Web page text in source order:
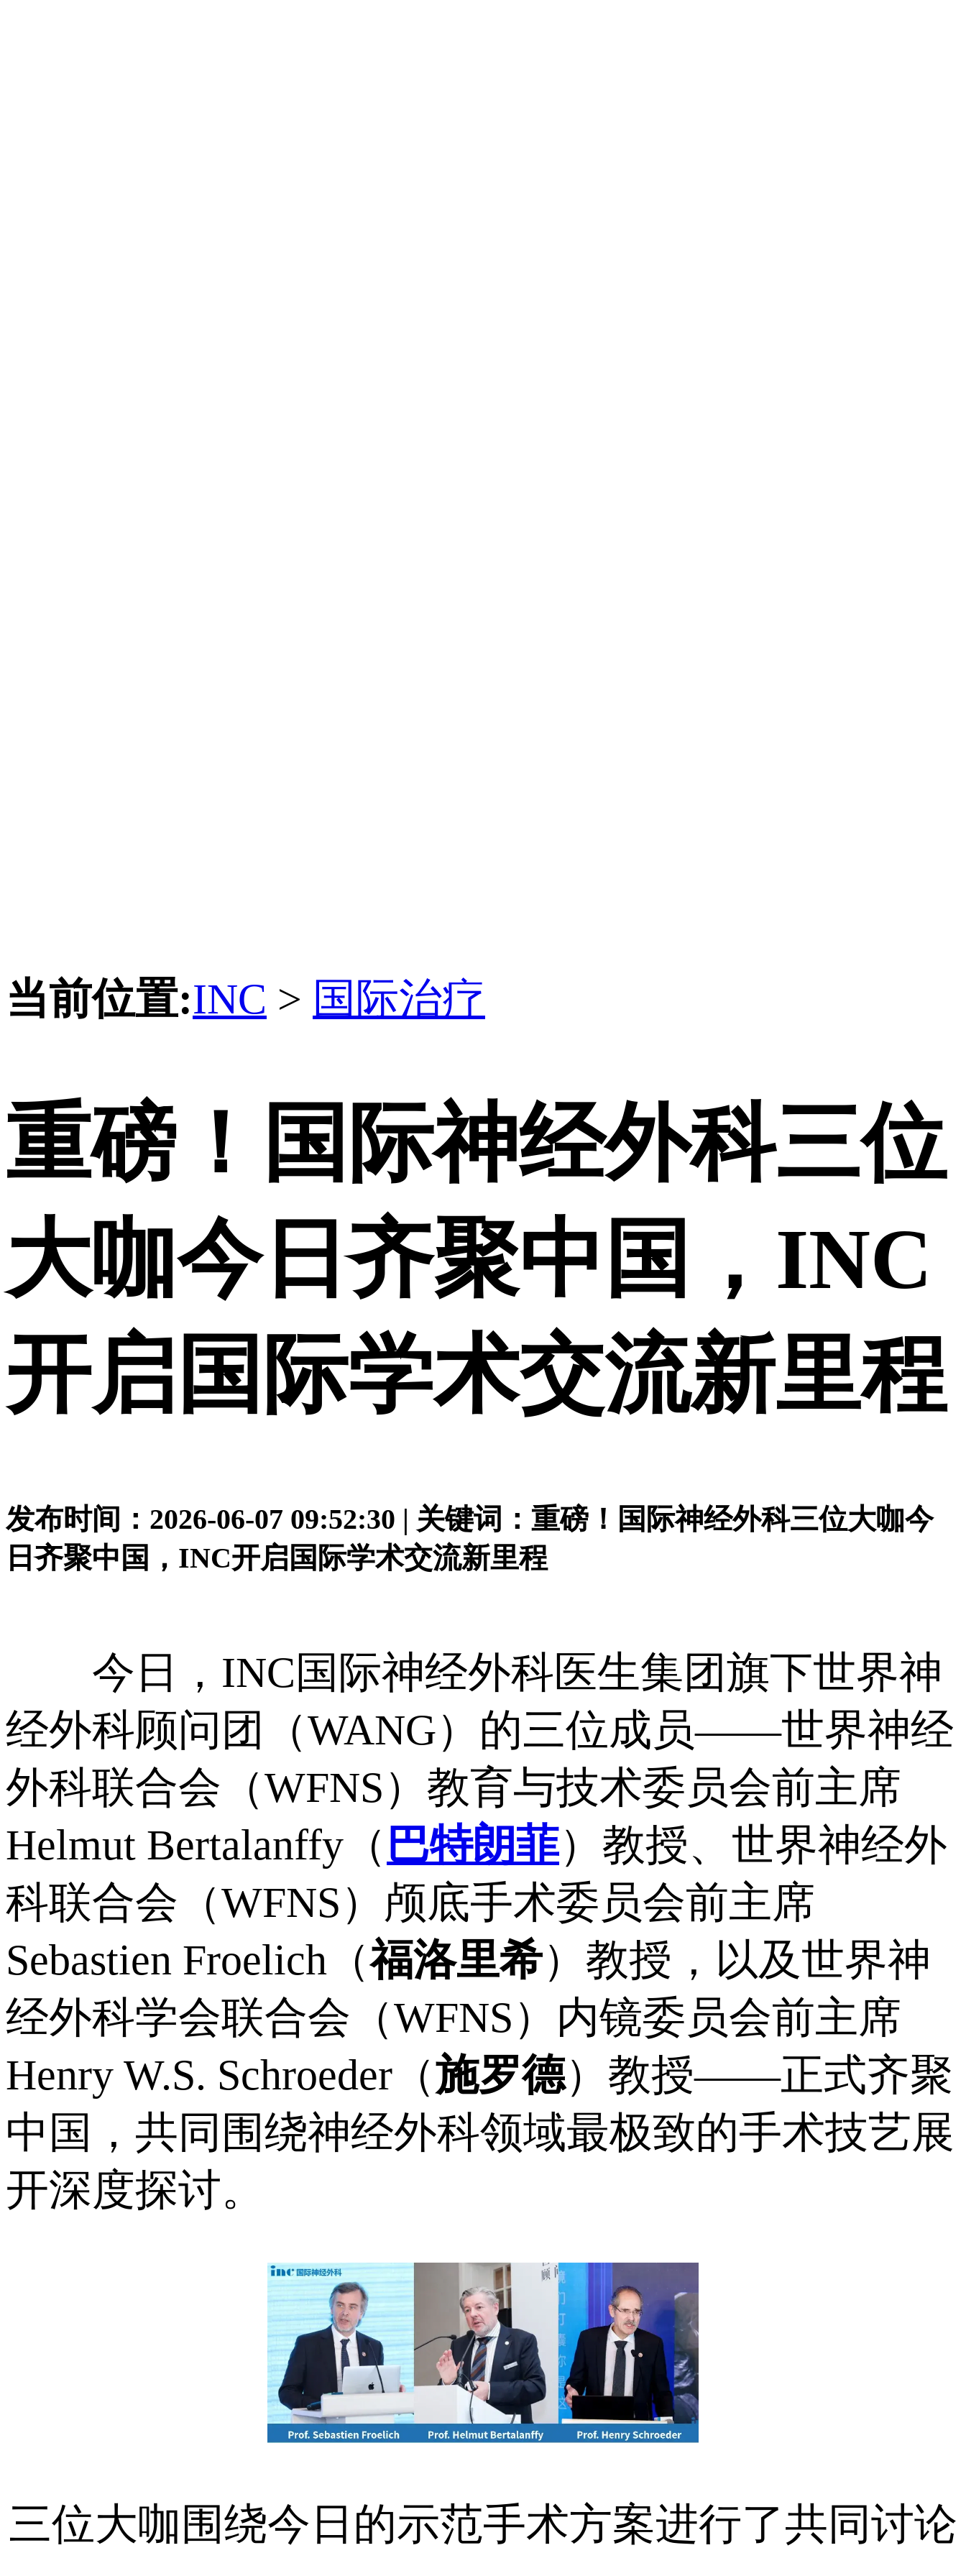
当前位置:INC > 国际治疗
重磅！国际神经外科三位
大咖今日齐聚中国，INC
开启国际学术交流新里程
发布时间：2026-06-07 09:52:30 | 关键词：重磅！国际神经外科三位大咖今
日齐聚中国，INC开启国际学术交流新里程
今日，INC国际神经外科医生集团旗下世界神
经外科顾问团（WANG）的三位成员——世界神经
外科联合会（WFNS）教育与技术委员会前主席
Helmut Bertalanffy（ 巴特朗菲）教授、世界神经外
科联合会（WFNS）颅底手术委员会前主席
Sebastien Froelich（福洛里希）教授，以及世界神
经外科学会联合会（WFNS）内镜委员会前主席
Henry W.S. Schroeder（施罗德）教授——正式齐聚
中国，共同围绕神经外科领域最极致的手术技艺展
开深度探讨。
三位大咖围绕今日的示范手术方案进行了共同讨论